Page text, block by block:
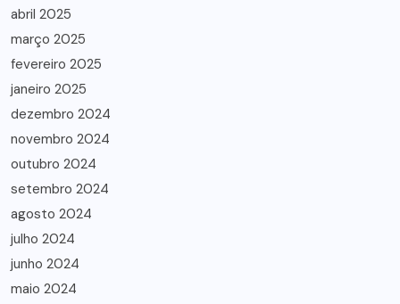
abril 2025
março 2025
fevereiro 2025
janeiro 2025
dezembro 2024
novembro 2024
outubro 2024
setembro 2024
agosto 2024
julho 2024
junho 2024
maio 2024